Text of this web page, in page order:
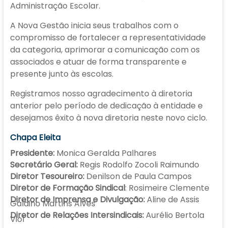
Administração Escolar.
A Nova Gestão inicia seus trabalhos com o
compromisso de fortalecer a representatividade
da categoria, aprimorar a comunicação com os
associados e atuar de forma transparente e
presente junto às escolas.
Registramos nosso agradecimento à diretoria
anterior pelo período de dedicação à entidade e
desejamos êxito à nova diretoria neste novo ciclo.
Chapa Eleita
Presidente:Monica Geralda Palhares
Secretário Geral:Regis Rodolfo Zocoli Raimundo
Diretor Tesoureiro:Denilson de Paula Campos
Diretor de Formação Sindical: Rosimeire Clemente
Diretor de Imprensa e Divulgação:Aline de Assis
Galdino Martins Alves
Diretor de Relações Intersindicais:Aurélio Bertola
Viol